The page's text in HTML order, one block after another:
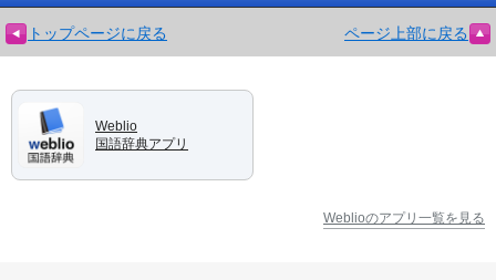
トップページに戻る ページ上部に戻る
Weblio
国語辞典アプリ
Weblioのアプリ一覧を見る